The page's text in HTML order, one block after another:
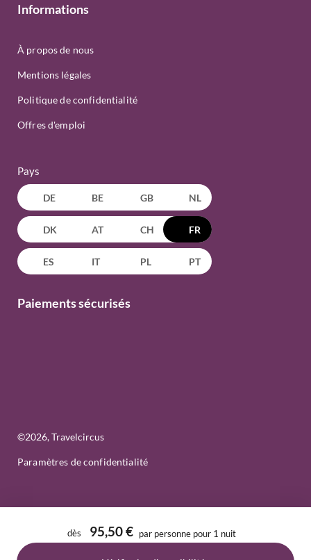
dès 95,50 € par personne pour 1 nuit
Informations
À propos de nous
Mentions légales
Politique de confidentialité
Offres d'emploi
Pays
DE BE GB NL
DK AT CH FR
ES IT PL PT
Paiements sécurisés
©2026, Travelcircus
Paramètres de confidentialité